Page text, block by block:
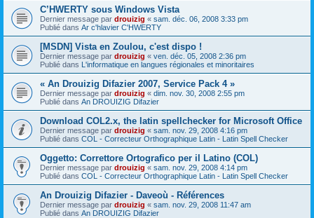
C’HWERTY sous Windows Vista
Dernier message par drouizig « sam. déc. 06, 2008 3:33 pm
Publié dans Ar c'hlavier C'HWERTY
[MSDN] Vista en Zoulou, c'est dispo !
Dernier message par drouizig « ven. déc. 05, 2008 2:36 pm
Publié dans L'informatique en langues régionales et minoritaires
« An Drouizig Difazier 2007, Service Pack 4 »
Dernier message par drouizig « dim. nov. 30, 2008 2:55 pm
Publié dans An DROUIZIG Difazier
Download COL2.x, the latin spellchecker for Microsoft Office
Dernier message par drouizig « sam. nov. 29, 2008 4:16 pm
Publié dans COL - Correcteur Orthographique Latin - Latin Spell Checker
Oggetto: Correttore Ortografico per il Latino (COL)
Dernier message par drouizig « sam. nov. 29, 2008 4:14 pm
Publié dans COL - Correcteur Orthographique Latin - Latin Spell Checker
An Drouizig Difazier - Daveoù - Références
Dernier message par drouizig « sam. nov. 29, 2008 11:47 am
Publié dans An DROUIZIG Difazier